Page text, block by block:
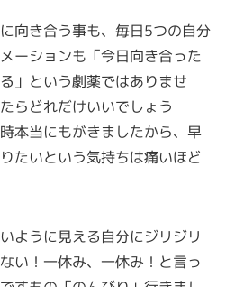
向き合う事も、毎日5つの自分
ーションも「今日向き合った
」という劇薬ではありませ
らどれだけいいでしょう
本当にもがきましたから、早
たいという気持ちは痛いほど
ように見える自分にジリジリ
い！一休み、一休み！と言っ